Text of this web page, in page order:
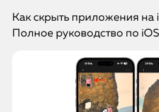
Как скрыть приложения на
Полное руководство по